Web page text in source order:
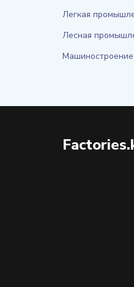
Легкая
Лесная
Машиностроение